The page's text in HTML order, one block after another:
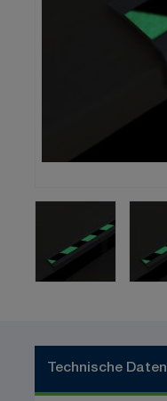
Technische Daten